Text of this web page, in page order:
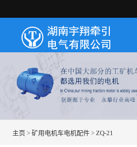
主页 > 矿用电机车电机配件 > ZQ-21